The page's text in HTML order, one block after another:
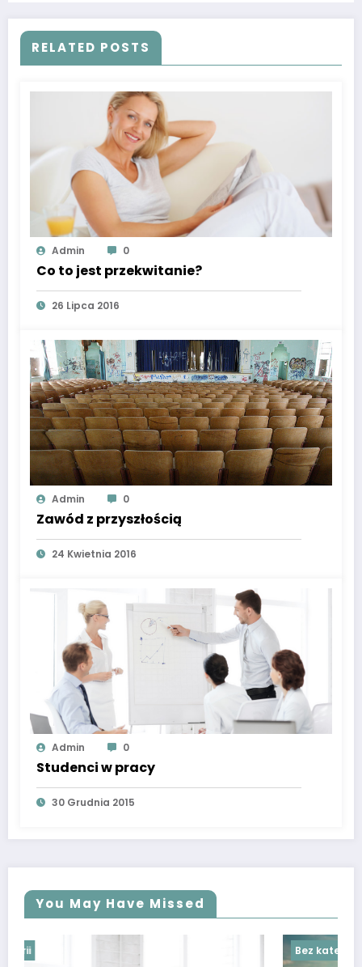
RELATED POSTS
Admin 0
Co to jest przekwitanie?
26 Lipca 2016
Admin 0
Zawód z przyszłością
24 Kwietnia 2016
Admin 0
Studenci w pracy
30 Grudnia 2015
You May Have Missed